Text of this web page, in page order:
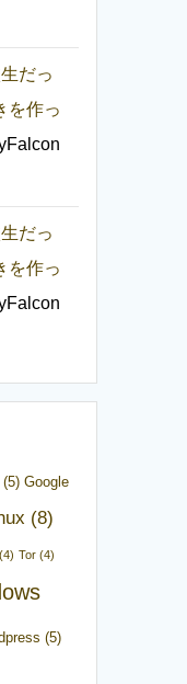
だっ
を作っ
だっ
を作っ
(5) Google
(8)
(4) Tor (4)
(5)